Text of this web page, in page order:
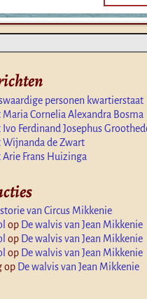
personen kwartierstaat
Cornelia Alexandra Bosma
Ferdinand Josephus
Wijnanda de Zwart
Frans Huizinga
van Circus Mikkenie
op De walvis van Jean Mikkenie
op De walvis van Jean Mikkenie
op De walvis van Jean Mikkenie
op De walvis van Jean Mikkenie